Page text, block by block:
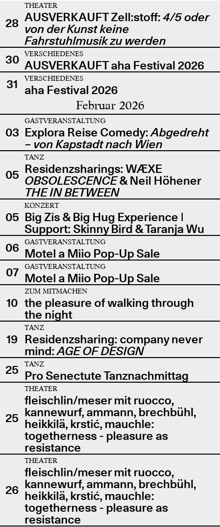
28
THEATER
AUSVERKAUFT Zell:stoff: 4/5 oder
von der Kunst keine
Fahrstuhlmusik zu werden
30
VERSCHIEDENES
AUSVERKAUFT aha Festival 2026
31
VERSCHIEDENES
aha Festival 2026
Februar 2026
03
GASTVERANSTALTUNG
Explora Reise Comedy:Abgedreht
– von Kapstadt nach Wien
05
TANZ
Residenzsharings: WÆXE
OBSOLESCENCE& Neil Höhener
THE IN BETWEEN
05
KONZERT
Big Zis & Big Hug Experience |
Support: Skinny Bird & Taranja Wu
06
GASTVERANSTALTUNG
Motel a Miio Pop-Up Sale
07
GASTVERANSTALTUNG
Motel a Miio Pop-Up Sale
10
ZUM MITMACHEN
the pleasure of walking through
the night
19
TANZ
Residenzsharing: company never
mind:AGE OF DESIGN
25
TANZ
Pro Senectute Tanznachmittag
25
THEATER
fleischlin/meser mit ruocco,
kannewurf, ammann, brechbühl,
heikkilä, krstić, mauchle:
togetherness - pleasure as
resistance
26
THEATER
fleischlin/meser mit ruocco,
kannewurf, ammann, brechbühl,
heikkilä, krstić, mauchle:
togetherness - pleasure as
resistance